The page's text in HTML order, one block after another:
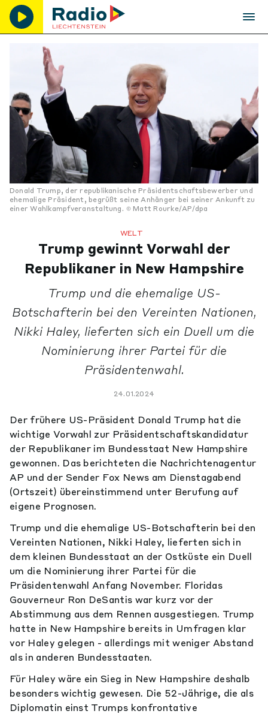
Donald Trump, der republikanische Präsidentschaftsbewerber und
ehemalige Präsident, begrüßt seine Anhänger bei seiner Ankunft zu
einer Wahlkampfveranstaltung.
Matt Rourke/AP/dpa
WELT
Trump gewinnt Vorwahl der
Republikaner in New Hampshire
Trump und die ehemalige US-
Botschafterin bei den Vereinten Nationen,
Nikki Haley, lieferten sich ein Duell um die
Nominierung ihrer Partei für die
Präsidentenwahl.
24.01.2024
Der frühere US-Präsident Donald Trump hat die
wichtige Vorwahl zur Präsidentschaftskandidatur
der Republikaner im Bundesstaat New Hampshire
gewonnen. Das berichteten die Nachrichtenagentur
AP und der Sender Fox News am Dienstagabend
(Ortszeit) übereinstimmend unter Berufung auf
eigene Prognosen.
Trump und die ehemalige US-Botschafterin bei den
Vereinten Nationen, Nikki Haley, lieferten sich in
dem kleinen Bundesstaat an der Ostküste ein Duell
um die Nominierung ihrer Partei für die
Präsidentenwahl Anfang November. Floridas
Gouverneur Ron DeSantis war kurz vor der
Abstimmung aus dem Rennen ausgestiegen. Trump
hatte in New Hampshire bereits in Umfragen klar
vor Haley gelegen - allerdings mit weniger Abstand
als in anderen Bundesstaaten.
Für Haley wäre ein Sieg in New Hampshire deshalb
besonders wichtig gewesen. Die 52-Jährige, die als
Diplomatin einst Trumps konfrontative